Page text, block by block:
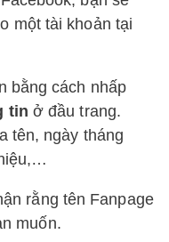
một tài khoản tại
bằng cách nhấp
tin ở đầu trang.
tên, ngày tháng
rằng tên Fanpage
muốn.